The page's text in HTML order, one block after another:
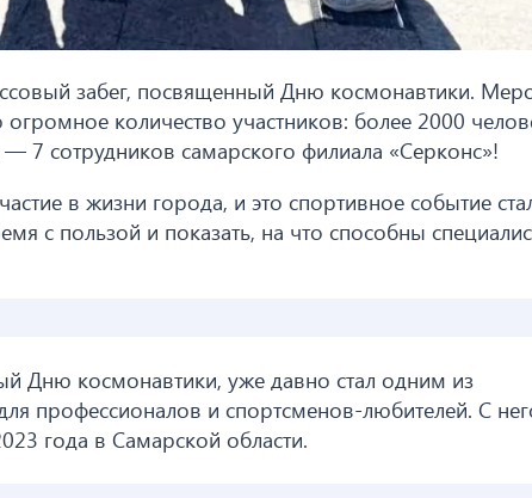
забег, посвященный Дню космонавтики.
количество участников: более 2000
7 сотрудников самарского филиала «Серконс»!
в жизни города, и это спортивное событие
с пользой и показать, на что способны
Дню космонавтики, уже давно стал одним из
профессионалов и спортсменов-любителей. С
года в Самарской области.